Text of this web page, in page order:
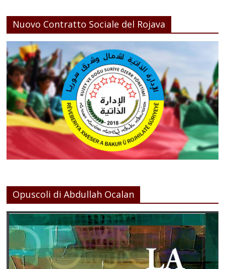
Nuovo Contratto Sociale del Rojava
Opuscoli di Abdullah Ocalan